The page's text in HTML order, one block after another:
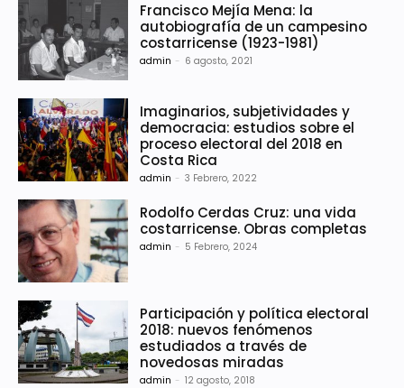
Francisco Mejía Mena: la
autobiografía de un campesino
costarricense (1923-1981)
admin - 6 agosto, 2021
Imaginarios, subjetividades y
democracia: estudios sobre el
proceso electoral del 2018 en
Costa Rica
admin - 3 Febrero, 2022
Rodolfo Cerdas Cruz: una vida
costarricense. Obras completas
admin - 5 Febrero, 2024
Participación y política electoral
2018: nuevos fenómenos
estudiados a través de
novedosas miradas
admin - 12 agosto, 2018